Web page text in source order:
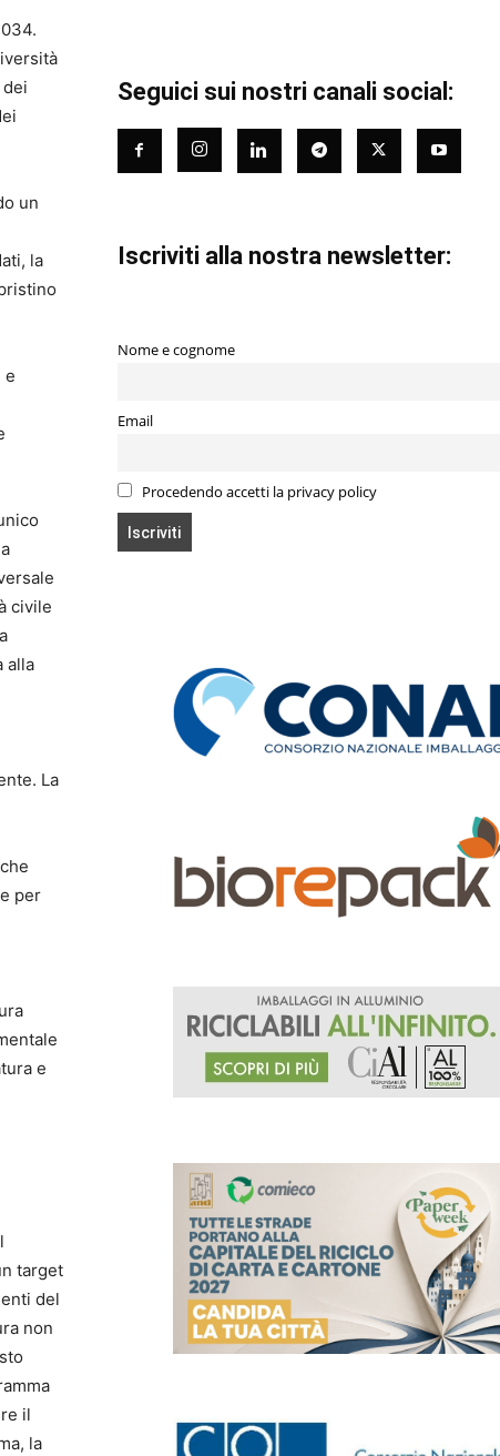
un
la
e
civile
alla
La
per
e
target
del
non
il
la
Seguici sui nostri canali social:
Iscriviti alla nostra newsletter:
Nome e cognome
Email
Procedendo accetti la privacy policy